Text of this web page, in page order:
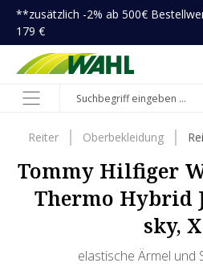
springen
**zusätzlich -2% ab 500€
179 €
Reiter Oberbekleidung
Tommy Hilfiger
Thermo Hybrid
sky,
elastische Ärmel und